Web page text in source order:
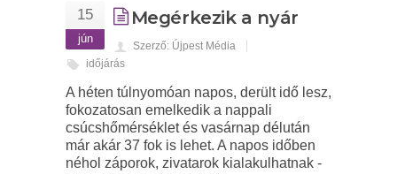
15
jún
Megérkezik a nyár
Szerző: Újpest Média
időjárás
A héten túlnyomóan napos, derült idő lesz,
fokozatosan emelkedik a nappali
csúcshőmérséklet és vasárnap délután
már akár 37 fok is lehet. A napos időben
néhol záporok, zivatarok kialakulhatnak -